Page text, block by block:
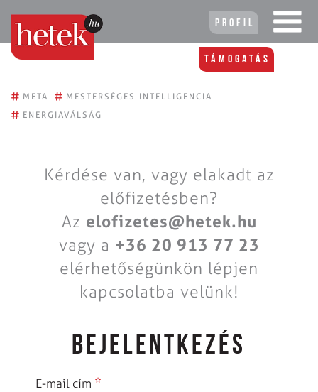
Profil
Támogatás
# META # MESTERSÉGES INTELLIGENCIA
# ENERGIAVÁLSÁG
Kérdése van, vagy elakadt az
előfizetésben?
Az elofizetes@hetek.hu
vagy a +36 20 913 77 23
elérhetőségünkön lépjen
kapcsolatba velünk!
BEJELENTKEZÉS
E-mail cím *